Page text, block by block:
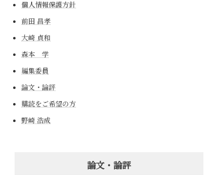
個人情報保護方針
前田 昌孝
大崎 貞和
森本 学
編集委員
論文・論評
購読をご希望の方
野崎 浩成
論文・論評